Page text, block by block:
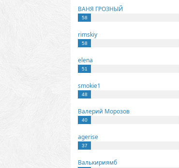
ВАНЯ ГРОЗНЫЙ
58
rimskiy
58
elena
51
smokie1
48
Валерий Морозов
40
agerise
37
Валькириямб